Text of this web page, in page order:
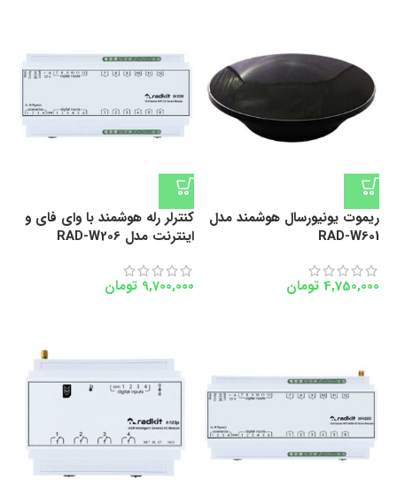
ریموت یونیورسال هوشمند مدل
RAD-W601
4,750,000 تومان
کنترلر رله هوشمند با وای فای و
اینترنت مدل RAD-W206
9,700,000 تومان